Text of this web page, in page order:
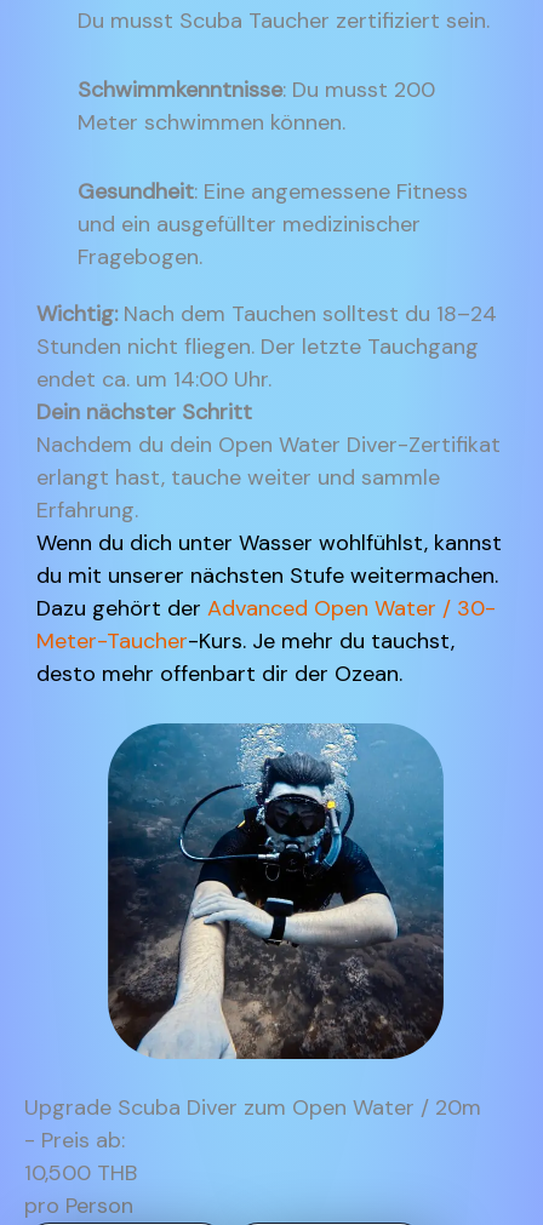
Du musst Scuba Taucher zertifiziert sein.
Schwimmkenntnisse: Du musst 200
Meter schwimmen können.
Gesundheit: Eine angemessene Fitness
und ein ausgefüllter medizinischer
Fragebogen.
Wichtig:Nach dem Tauchen solltest du 18–24
Stunden nicht fliegen. Der letzte Tauchgang
endet ca. um 14:00 Uhr.
Dein nächster Schritt
Nachdem du dein Open Water Diver-Zertifikat
erlangt hast, tauche weiter und sammle
Erfahrung.
Wenn du dich unter Wasser wohlfühlst, kannst
du mit unserer nächsten Stufe weitermachen.
Dazu gehört der Advanced Open Water / 30-
Meter-Taucher-Kurs. Je mehr du tauchst,
desto mehr offenbart dir der Ozean.
Upgrade Scuba Diver zum Open Water / 20m
- Preis ab:
10,500 THB
pro Person